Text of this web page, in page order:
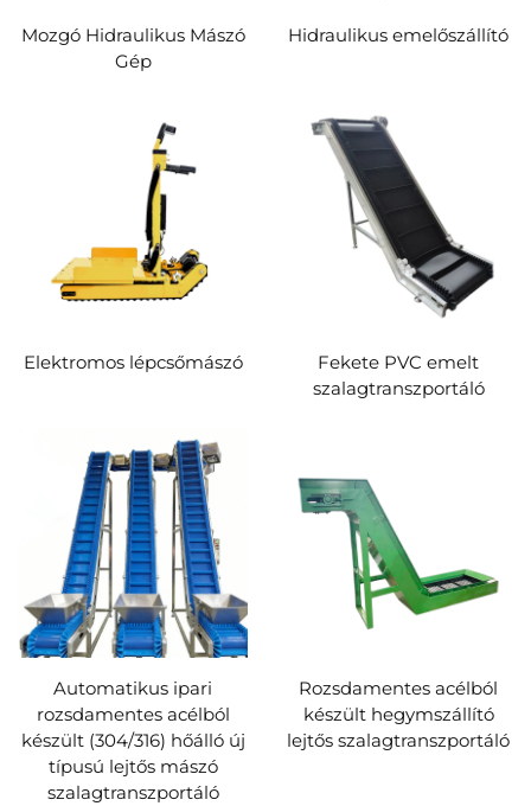
Mozgó Hidraulikus Mászó
Gép
Hidraulikus emelőszállító
Elektromos lépcsőmászó
Fekete PVC emelt
szalagtranszportáló
Automatikus ipari
rozsdamentes acélból
készült (304/316) hőálló új
típusú lejtős mászó
szalagtranszportáló
Rozsdamentes acélból
készült hegymszállító
lejtős szalagtranszportáló